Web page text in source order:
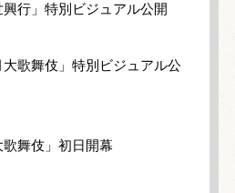
行」特別ビジュアル公開
歌舞伎」特別ビジュアル公
舞伎」初日開幕